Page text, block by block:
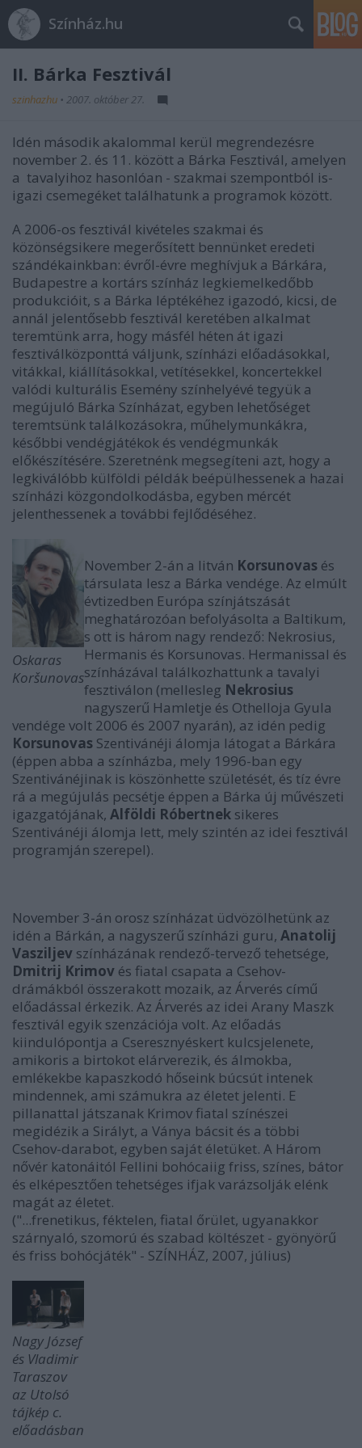
Színház.hu
II. Bárka Fesztivál
szinhazhu • 2007. október 27.
Idén második akalommal kerül megrendezésre
november 2. és 11. között a Bárka Fesztivál, amelyen
a tavalyihoz hasonlóan - szakmai szempontból is-
igazi csemegéket találhatunk a programok között.
A 2006-os fesztivál kivételes szakmai és
közönségsikere megerősített bennünket eredeti
szándékainkban: évről-évre meghívjuk a Bárkára,
Budapestre a kortárs színház legkiemelkedőbb
produkcióit, s a Bárka léptékéhez igazodó, kicsi, de
annál jelentősebb fesztivál keretében alkalmat
teremtünk arra, hogy másfél héten át igazi
fesztiválközponttá váljunk, színházi előadásokkal,
vitákkal, kiállításokkal, vetítésekkel, koncertekkel
valódi kulturális Esemény színhelyévé tegyük a
megújuló Bárka Színházat, egyben lehetőséget
teremtsünk találkozásokra, műhelymunkákra,
későbbi vendégjátékok és vendégmunkák
előkészítésére. Szeretnénk megsegíteni azt, hogy a
legkiválóbb külföldi példák beépülhessenek a hazai
színházi közgondolkodásba, egyben mércét
jelenthessenek a további fejlődéséhez.
Oskaras
Koršunovas
November 2-án a litván Korsunovas és
társulata lesz a Bárka vendége. Az elmúlt
évtizedben Európa színjátszását
meghatározóan befolyásolta a Baltikum,
s ott is három nagy rendező: Nekrosius,
Hermanis és Korsunovas. Hermanissal és
színházával találkozhattunk a tavalyi
fesztiválon (mellesleg Nekrosius
nagyszerű Hamletje és Othelloja Gyula
vendége volt 2006 és 2007 nyarán), az idén pedig
Korsunovas Szentivánéji álomja látogat a Bárkára
(éppen abba a színházba, mely 1996-ban egy
Szentivánéjinak is köszönhette születését, és tíz évre
rá a megújulás pecsétje éppen a Bárka új művészeti
igazgatójának, Alföldi Róbertnek sikeres
Szentivánéji álomja lett, mely szintén az idei fesztivál
programján szerepel).
November 3-án orosz színházat üdvözölhetünk az
idén a Bárkán, a nagyszerű színházi guru, Anatolij
Vasziljev színházának rendező-tervező tehetsége,
Dmitrij Krimov és fiatal csapata a Csehov-
drámákból összerakott mozaik, az Árverés című
előadással érkezik. Az Árverés az idei Arany Maszk
fesztivál egyik szenzációja volt. Az előadás
kiindulópontja a Cseresznyéskert kulcsjelenete,
amikoris a birtokot elárverezik, és álmokba,
emlékekbe kapaszkodó hőseink búcsút intenek
mindennek, ami számukra az életet jelenti. E
pillanattal játszanak Krimov fiatal színészei
megidézik a Sirályt, a Ványa bácsit és a többi
Csehov-darabot, egyben saját életüket. A Három
nővér katonáitól Fellini bohócaiig friss, színes, bátor
és elképesztően tehetséges ifjak varázsolják elénk
magát az életet.
("...frenetikus, féktelen, fiatal őrület, ugyanakkor
szárnyaló, szomorú és szabad költészet - gyönyörű
és friss bohócjáték" - SZÍNHÁZ, 2007, július)
Nagy József
és Vladimir
Taraszov
az Utolsó
tájkép c.
előadásban